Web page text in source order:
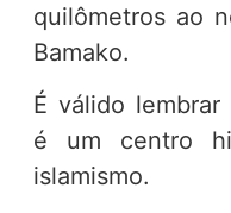
quilômetros ao
Bamako.
É válido
é um centro
islamismo.